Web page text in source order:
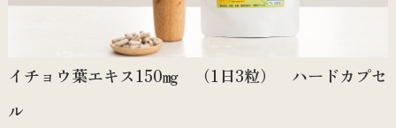
イチョウ葉エキス150㎎ （1日3粒） ハードカプセ
ル